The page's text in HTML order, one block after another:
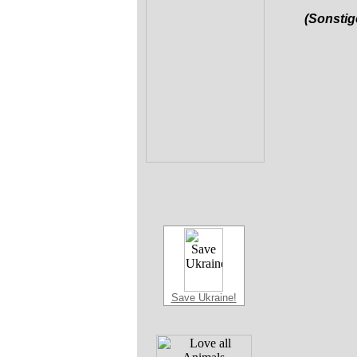
Save Ukraine!